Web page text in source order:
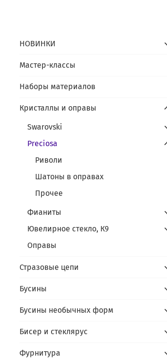
НОВИНКИ
Мастер-классы
Наборы материалов
Кристаллы и оправы
Swarovski
Preciosa
Риволи
Шатоны в оправах
Прочее
Фианиты
Ювелирное стекло, К9
Оправы
Стразовые цепи
Бусины
Бусины необычных форм
Бисер и стеклярус
Фурнитура